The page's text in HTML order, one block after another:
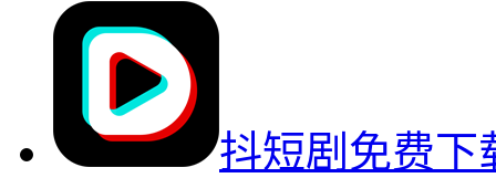
抖短剧免费下